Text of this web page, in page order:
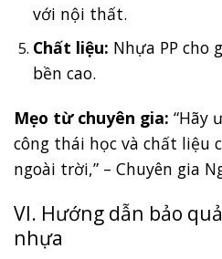
với nội thất.
Chất liệu: Nhựa PP cho
bền cao.
Mẹo từ chuyên gia: “Hãy
công thái học và chất liệu
ngoài trời,” – Chuyên gia
VI. Hướng dẫn bảo
nhựa